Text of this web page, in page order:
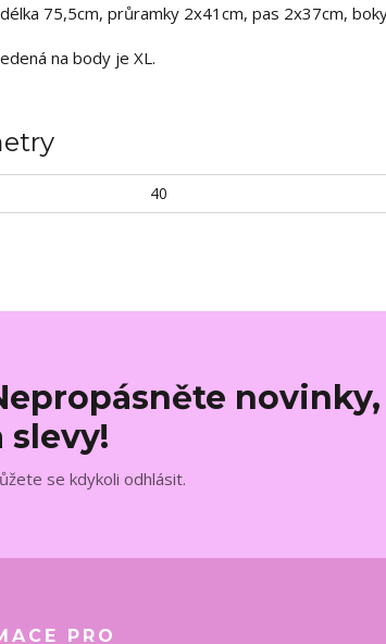
délka 75,5cm, průramky 2x41cm, pas 2x37cm,
na body je XL.
40
slevy!
se kdykoli odhlásit.
PRO